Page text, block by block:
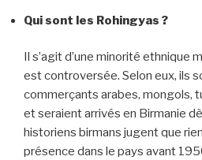
Qui sont les Rohingyas ?
Il s’agit d’une minorité ethnique
est controversée. Selon eux, ils
commerçants arabes, mongols,
et seraient arrivés en Birmanie
historiens birmans jugent que
présence dans le pays avant